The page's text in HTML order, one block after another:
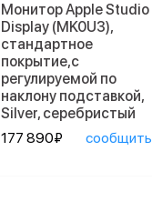
Монитор Apple Studio
Display (MK0U3),
стандартное
покрытие,с
регулируемой по
наклону подставкой,
Silver, серебристый
177 890₽
сообщить